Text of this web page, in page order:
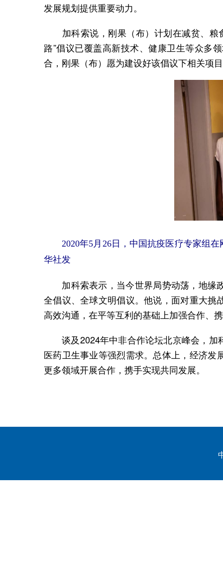
发展规划提供重要动力。
加科索说，刚果（布）计划在减贫、粮
路”倡议已覆盖高新技术、健康卫生等众多
合，刚果（布）愿为建设好该倡议下相关项
2020年5月26日，中国抗疫医疗专家组在
华社发
加科索表示，当今世界局势动荡，地缘
全倡议、全球文明倡议。他说，面对重大
高效沟通，在平等互利的基础上加强合作、
谈及2024年中非合作论坛北京峰会，加
医药卫生事业等强烈需求。总体上，经济
更多领域开展合作，携手实现共同发展。